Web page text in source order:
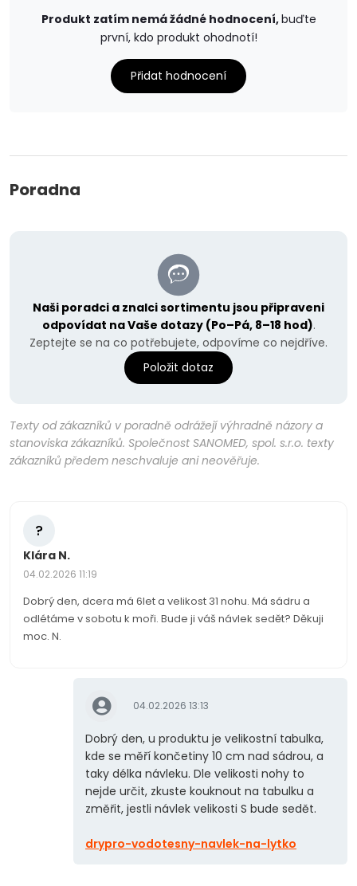
Produkt zatím nemá žádné hodnocení,buďte
první, kdo produkt ohodnotí!
Přidat hodnocení
Poradna
Naši poradci a znalci sortimentu jsou připraveni
odpovídat na Vaše dotazy (Po–Pá, 8–18 hod).
Zeptejte se na co potřebujete, odpovíme co nejdříve.
Položit dotaz
Texty od zákazníků v poradně odrážejí výhradně názory a
stanoviska zákazníků. Společnost SANOMED, spol. s.r.o. texty
zákazníků předem neschvaluje ani neověřuje.
?
Klára N.
04.02.2026 11:19
Dobrý den, dcera má 6let a velikost 31 nohu. Má sádru a
odlétáme v sobotu k moři. Bude ji váš návlek sedět? Děkuji
moc. N.
04.02.2026 13:13
Dobrý den, u produktu je velikostní tabulka,
kde se měří končetiny 10 cm nad sádrou, a
taky délka návleku. Dle velikosti nohy to
nejde určit, zkuste kouknout na tabulku a
změřit, jestli návlek velikosti S bude sedět.
drypro-vodotesny-navlek-na-lytko